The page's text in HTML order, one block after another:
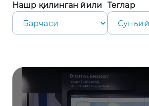
Нашр қилинган йили Теглар